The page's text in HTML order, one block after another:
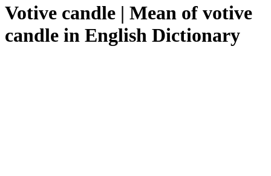
Votive candle | Mean of votive
candle in English Dictionary